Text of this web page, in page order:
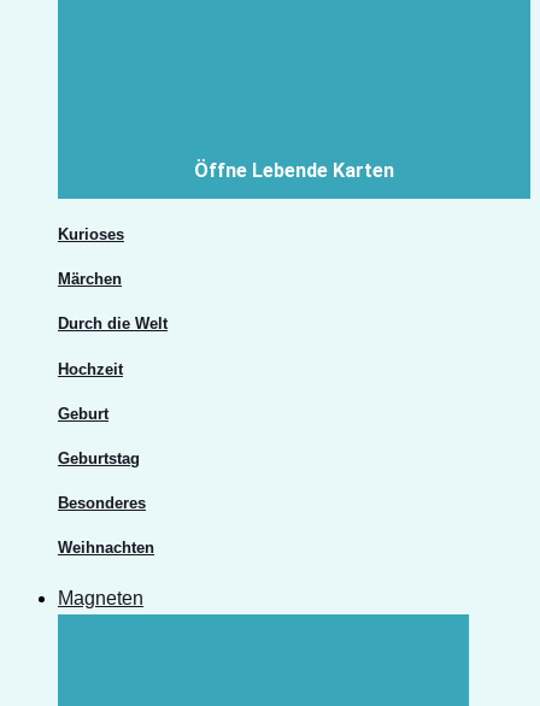
Öffne Lebende Karten
Kurioses
Märchen
Durch die Welt
Hochzeit
Geburt
Geburtstag
Besonderes
Weihnachten
Magneten